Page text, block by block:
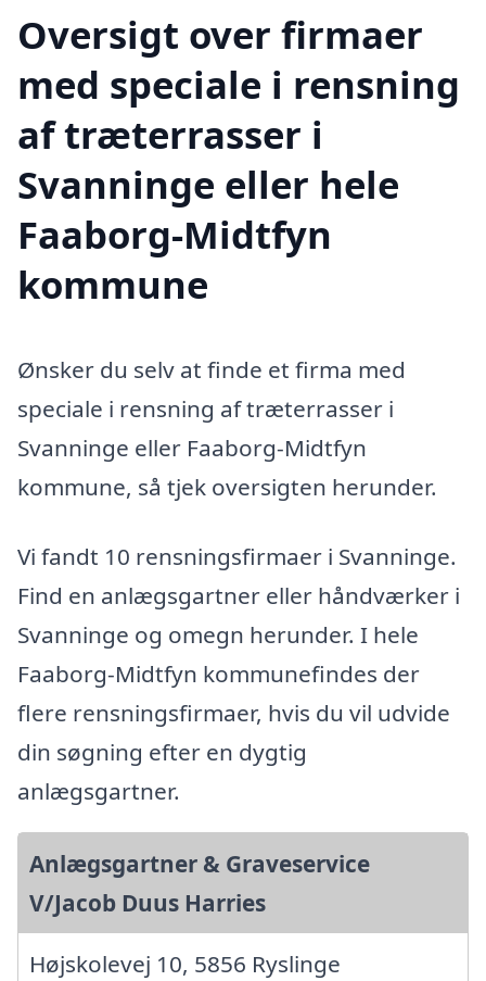
Oversigt over firmaer
med speciale i rensning
af træterrasser i
Svanninge eller hele
Faaborg-Midtfyn
kommune
Ønsker du selv at finde et firma med
speciale i rensning af træterrasser i
Svanninge eller Faaborg-Midtfyn
kommune, så tjek oversigten herunder.
Vi fandt 10 rensningsfirmaer i Svanninge.
Find en anlægsgartner eller håndværker i
Svanninge og omegn herunder. I hele
Faaborg-Midtfyn kommunefindes der
flere rensningsfirmaer, hvis du vil udvide
din søgning efter en dygtig
anlægsgartner.
Anlægsgartner & Graveservice
V/Jacob Duus Harries
Højskolevej 10, 5856 Ryslinge